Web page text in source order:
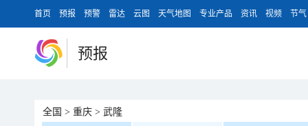
首页 预报 预警 雷达 云图 天气地图 专业产品 资讯 视频 节气
预报
全国 > 重庆 > 武隆